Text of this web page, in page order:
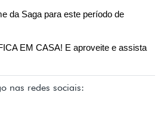
da Saga para este período de
EM CASA! E aproveite e assista
nas redes sociais: